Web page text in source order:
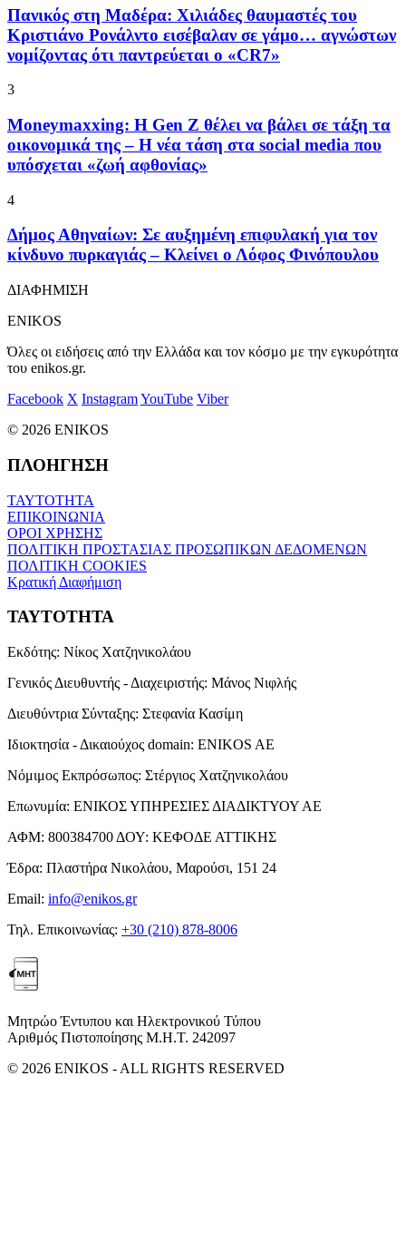
Πανικός στη Μαδέρα: Χιλιάδες θαυμαστές του
Κριστιάνο Ρονάλντο εισέβαλαν σε γάμο… αγνώστων
νομίζοντας ότι παντρεύεται ο «CR7»
3
Moneymaxxing: Η Gen Z θέλει να βάλει σε τάξη τα
οικονομικά της – Η νέα τάση στα social media που
υπόσχεται «ζωή αφθονίας»
4
Δήμος Αθηναίων: Σε αυξημένη επιφυλακή για τον
κίνδυνο πυρκαγιάς – Κλείνει ο Λόφος Φινόπουλου
ΔΙΑΦΗΜΙΣΗ
ENIKOS
Όλες οι ειδήσεις από την Ελλάδα και τον κόσμο με την εγκυρότητα
του enikos.gr.
Facebook X InstagramYouTube Viber
© 2026 ENIKOS
ΠΛΟΗΓΗΣΗ
ΤΑΥΤΟΤΗΤΑ
ΕΠΙΚΟΙΝΩΝΙΑ
ΟΡΟΙ ΧΡΗΣΗΣ
ΠΟΛΙΤΙΚΗ ΠΡΟΣΤΑΣΙΑΣ ΠΡΟΣΩΠΙΚΩΝ ΔΕΔΟΜΕΝΩΝ
ΠΟΛΙΤΙΚΗ COOKIES
Κρατική Διαφήμιση
ΤΑΥΤΟΤΗΤΑ
Εκδότης: Νίκος Χατζηνικολάου
Γενικός Διευθυντής - Διαχειριστής: Μάνος Νιφλής
Διευθύντρια Σύνταξης: Στεφανία Κασίμη
Ιδιοκτησία - Δικαιούχος domain: ENIKOS AE
Νόμιμος Εκπρόσωπος: Στέργιος Χατζηνικολάου
Επωνυμία: ΕΝΙΚΟΣ ΥΠΗΡΕΣΙΕΣ ΔΙΑΔΙΚΤΥΟΥ ΑΕ
ΑΦΜ: 800384700 ΔΟΥ: ΚΕΦΟΔΕ ΑΤΤΙΚΗΣ
Έδρα: Πλαστήρα Νικολάου, Μαρούσι, 151 24
Email: info@enikos.gr
Τηλ. Επικοινωνίας: +30 (210) 878-8006
Μητρώο Έντυπου και Ηλεκτρονικού Τύπου
Αριθμός Πιστοποίησης Μ.Η.Τ. 242097
© 2026 ENIKOS - ALL RIGHTS RESERVED